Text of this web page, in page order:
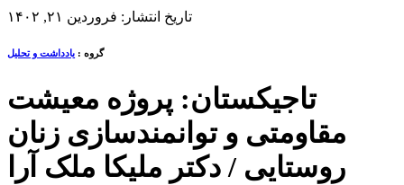
تاریخ انتشار: فروردین ۲۱, ۱۴۰۲
گروه : یادداشت و تحلیل
تاجیکستان: پروژه معیشت
مقاومتی و توانمندسازی زنان
روستایی / دکتر ملیکا ملک آرا